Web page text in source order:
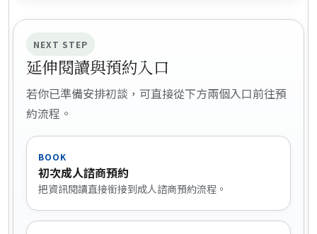
NEXT STEP
延伸閱讀與預約入口
若你已準備安排初談，可直接從下方兩個入口前往預
約流程。
BOOK
初次成人諮商預約
把資訊閱讀直接銜接到成人諮商預約流程。